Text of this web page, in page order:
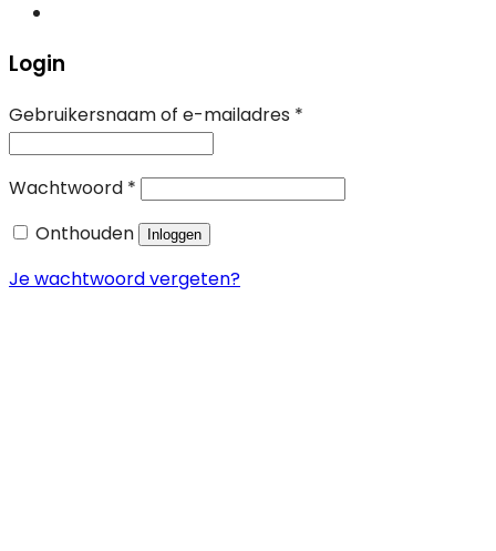
Login
Gebruikersnaam of e-mailadres *
Wachtwoord * Vereist
Onthouden
Inloggen
Je wachtwoord vergeten?